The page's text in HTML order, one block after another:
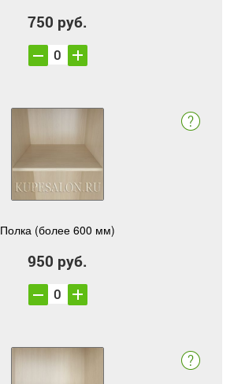
750 руб.
Полка (более 600 мм)
950 руб.